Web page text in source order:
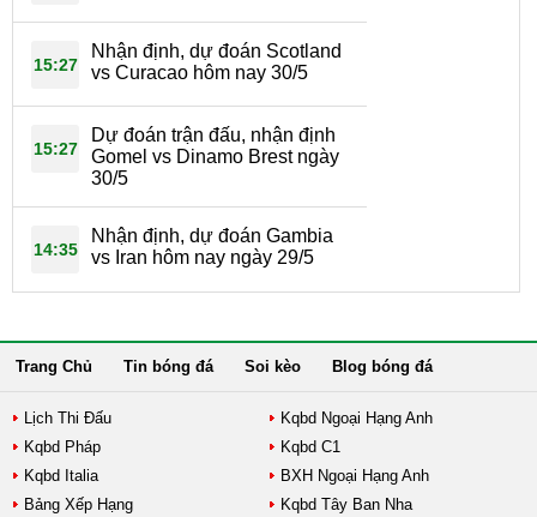
15:27
Nhận định, dự đoán Scotland
vs Curacao hôm nay 30/5
15:27
Dự đoán trận đấu, nhận định
Gomel vs Dinamo Brest ngày
30/5
14:35
Nhận định, dự đoán Gambia
vs Iran hôm nay ngày 29/5
Trang Chủ Tin bóng đá Soi kèo Blog bóng đá
Lịch Thi Đấu
Kqbd Ngoại Hạng Anh
Kqbd Pháp
Kqbd C1
Kqbd Italia
BXH Ngoại Hạng Anh
Bảng Xếp Hạng
Kqbd Tây Ban Nha